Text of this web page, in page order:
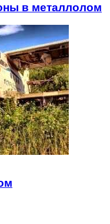
в металлолом